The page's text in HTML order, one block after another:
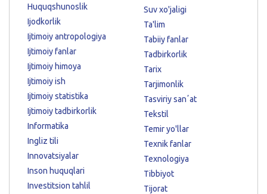
Huquqshunoslik
Ijodkorlik
Ijtimoiy antropologiya
Ijtimoiy fanlar
Ijtimoiy himoya
Ijtimoiy ish
Ijtimoiy statistika
Ijtimoiy tadbirkorlik
Informatika
Ingliz tili
Innovatsiyalar
Inson huquqlari
Investitsion tahlil
Suv xo'jaligi
Ta'lim
Tabiiy fanlar
Tadbirkorlik
Tarix
Tarjimonlik
Tasviriy sanʼat
Tekstil
Temir yo'llar
Texnik fanlar
Texnologiya
Tibbiyot
Tijorat